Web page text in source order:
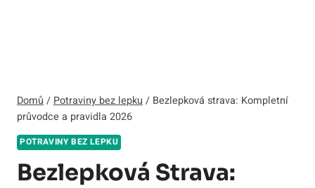
Domů / Potraviny bez lepku / Bezlepková strava: Kompletní
průvodce a pravidla 2026
POTRAVINY BEZ LEPKU
Bezlepková Strava: